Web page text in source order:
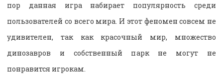
пор данная игра набирает популярность среди
пользователей со всего мира. И этот феномен совсем не
удивителен, так как красочный мир, множество
динозавров и собственный парк не могут не
понравится игрокам.